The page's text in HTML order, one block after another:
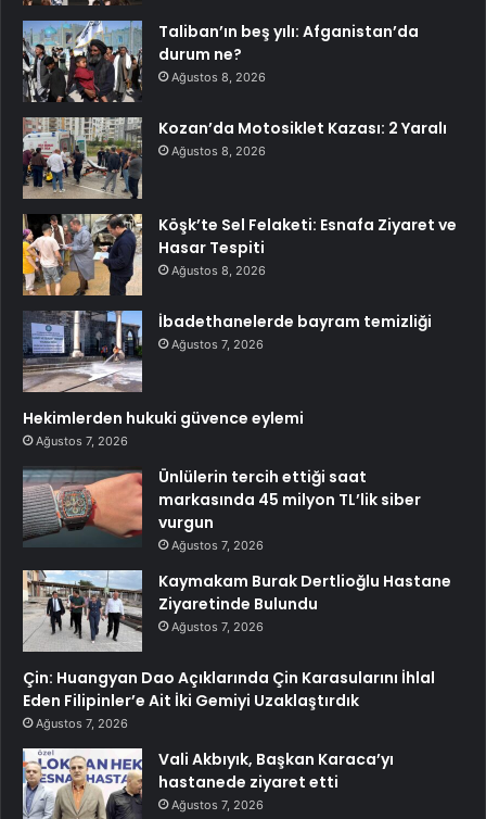
Taliban’ın beş yılı: Afganistan’da
durum ne?
Ağustos 8, 2026
Kozan’da Motosiklet Kazası: 2 Yaralı
Ağustos 8, 2026
Köşk’te Sel Felaketi: Esnafa Ziyaret ve
Hasar Tespiti
Ağustos 8, 2026
İbadethanelerde bayram temizliği
Ağustos 7, 2026
Hekimlerden hukuki güvence eylemi
Ağustos 7, 2026
Ünlülerin tercih ettiği saat
markasında 45 milyon TL’lik siber
vurgun
Ağustos 7, 2026
Kaymakam Burak Dertlioğlu Hastane
Ziyaretinde Bulundu
Ağustos 7, 2026
Çin: Huangyan Dao Açıklarında Çin Karasularını İhlal
Eden Filipinler’e Ait İki Gemiyi Uzaklaştırdık
Ağustos 7, 2026
Vali Akbıyık, Başkan Karaca’yı
hastanede ziyaret etti
Ağustos 7, 2026